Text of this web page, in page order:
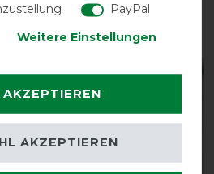
für dich
-10%
PayPal
Weitere Einstellungen
AKZEPTIEREN